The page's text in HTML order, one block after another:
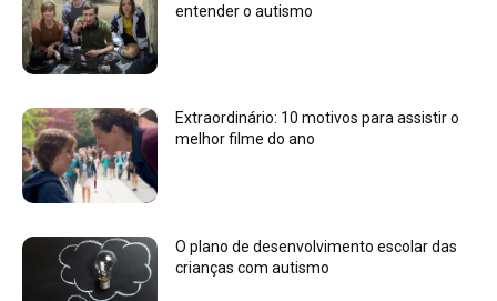
entender o autismo
Extraordinário: 10 motivos para assistir o
melhor filme do ano
O plano de desenvolvimento escolar das
crianças com autismo